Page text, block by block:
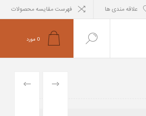
علاقه مندی ها فهرست مقایسه محصولات
0 مورد
PREVIOUS
NEXT